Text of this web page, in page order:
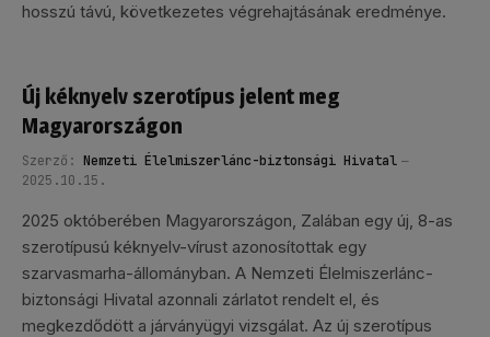
hosszú távú, következetes végrehajtásának eredménye.
Új kéknyelv szerotípus jelent meg
Magyarországon
Szerző: Nemzeti Élelmiszerlánc-biztonsági Hivatal
2025.10.15.
2025 októberében Magyarországon, Zalában egy új, 8-as
szerotípusú kéknyelv-vírust azonosítottak egy
szarvasmarha-állományban. A Nemzeti Élelmiszerlánc-
biztonsági Hivatal azonnali zárlatot rendelt el, és
megkezdődött a járványügyi vizsgálat. Az új szerotípus